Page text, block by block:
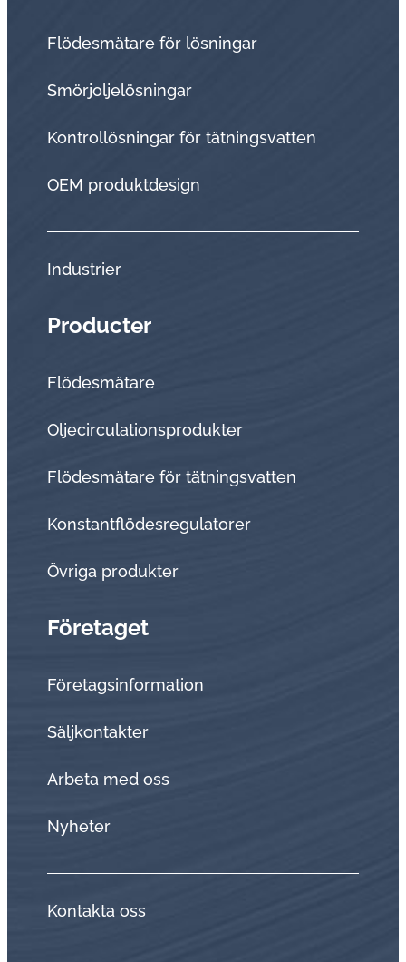
Flödesmätare för lösningar
Smörjoljelösningar
Kontrollösningar för tätningsvatten
OEM produktdesign
Industrier
Producter
Flödesmätare
Oljecirculationsprodukter
Flödesmätare för tätningsvatten
Konstantflödesregulatorer
Övriga produkter
Företaget
Företagsinformation
Sälj­kon­tak­ter
Arbeta med oss
Nyheter
Kontakta oss